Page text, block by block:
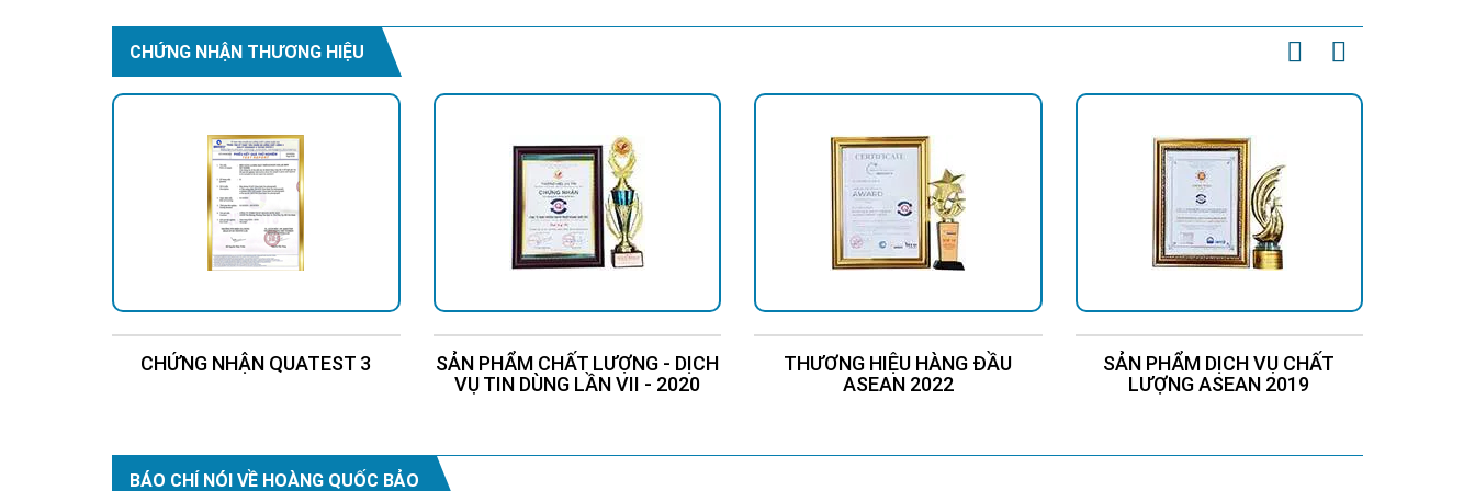
Trụ sở chính: 126 Tân Quý, P.Tân Quý, Q.Tân Phú, TP.HCM
Chi Nhánh Q10: 324 Nhật Tảo, P.6, Q.10, TP.HCM
Chi Nhánh Thủ Đức: 307 Quốc lộ 13 Phường Hiệp Bình Phước , Thành Phố Thủ Đức.
Chi Nhánh BR-VT: 477 Cách Mạng Tháng 8, P.Phước Nguyên, TP. Bà Rịa, Vũng Tàu
Chi Nhánh Hà Nội: P914 Tòa Nhà CT4C/X2 KĐT Bắc Linh Đàm - Hoàng Mai - Hà Nội.
CHỨNG NHẬN THƯƠNG HIỆU
CHỨNG NHẬN QUATEST 3
SẢN PHẨM CHẤT LƯỢNG - DỊCH
VỤ TIN DÙNG LẦN VII - 2020
THƯƠNG HIỆU HÀNG ĐẦU
ASEAN 2022
SẢN PHẨM DỊCH VỤ CHẤT
LƯỢNG ASEAN 2019
BÁO CHÍ NÓI VỀ HOÀNG QUỐC BẢO